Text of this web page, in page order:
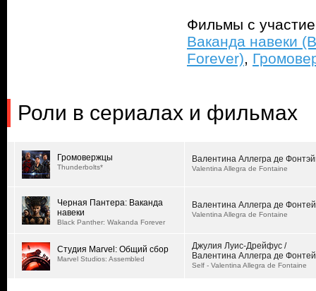
Фильмы с
Ваканда навеки
Forever),
Роли в сериалах и фильмах
Громовержцы
Thunderbolts*
Валентина Аллегра де
Valentina Allegra de Fontaine
Черная Пантера: Ваканда
навеки
Black Panther: Wakanda Forever
Валентина Аллегра де
Valentina Allegra de Fontaine
Студия Marvel: Общий сбор
Marvel Studios: Assembled
Джулия Луис-Дрейфус /
Валентина Аллегра де
Self - Valentina Allegra de Fontaine